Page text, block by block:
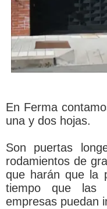
En Ferma
una y dos hojas.
Son puertas
rodamientos de
que harán que la
tiempo que las
empresas puedan